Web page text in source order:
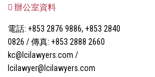
辦公室資料
電話: +853 2876 9886, +853 2840
0826 / 傳真: +853 2888 2660
kc@lcilawyers.com /
lcilawyer@lcilawyers.com